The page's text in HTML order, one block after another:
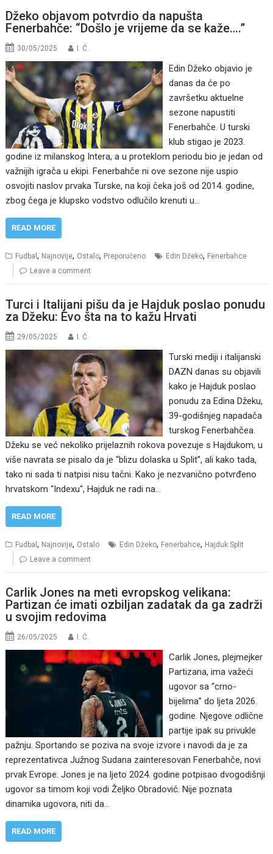
Džeko objavom potvrdio da napušta
Fenerbahče: “Došlo je vrijeme da se kaže….”
30/05/2025 I. Ć.
Edin Džeko objavio je
danas da će po
završetku aktuelne
sezone napustiti
Fenerbahče. U turski
klub stigao je 2023.
godine iz milanskog Intera, a u proteklom periodu bio je jedan od
važnijih igrača u ekipi. Fenerbahče ni ove sezone nije uspio
osvojiti naslov prvaka Turske, na koji čeka još od 2014. godine,
zbog čega je klupsko vodstvo odlučilo krenuti u…
READ MORE
Fudbal, Najnovije, Ostalo, Preporučeno Edin Džeko, Fenerbahce
Leave a comment
Turci i Italijani pišu da je Hajduk poslao ponudu
za Džeku: Evo šta na to kažu Hrvati
29/05/2025 I. Ć.
Turski mediji i italijanski
DAZN danas su objavili
kako je Hajduk poslao
ponudu za Edina Džeku,
39-godišnjeg napadača
turskog Fenerbahčea.
Džeku se već nekoliko prijelaznih rokova povezuje s Hajdukom, u
više navrata se pisalo da je “blizu dolaska u Split”, ali kako tada,
tako ni sada ti natpisi nisu tačni. Kako je nezvanično potvrđeno
hrvatskom “Indexu“, Hajduk ne radi na…
READ MORE
Fudbal, Najnovije, Ostalo Edin Džeko, Fenerbahce, Hajduk Split
Leave a comment
Carlik Jones na meti evropskog velikana:
Partizan će imati ozbiljan zadatak da ga zadrži
u svojim redovima
26/05/2025 I. Ć.
Carlik Jones, plejmejker
Partizana, ima važeći
ugovor sa “crno-
bijelima” do ljeta 2026.
godine. Njegove odlične
partije ipak su privukle
pažnju. Sportando se poziva na svoje izvore i navodi da je za
reprezentativca Južnog Sudana zainteresovan Fenerbahče, novi
prvak Evrope. Jones je na ljeto 2024. godine potpisao dvogodišnji
ugovor sa timom koji vodi Željko Obradović. Nije poznata
dinamika ugovora, niti da…
READ MORE